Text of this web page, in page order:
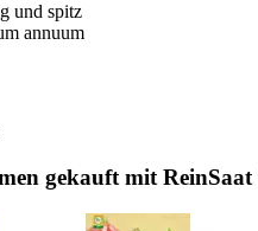
und spitz
annuum
gekauft mit